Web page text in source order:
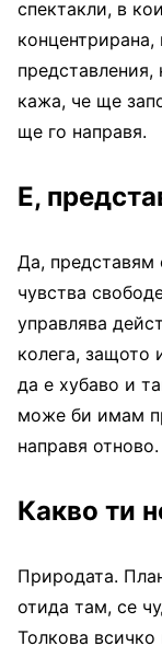
спектакли, в
кажа, че ще
ще го направя.
Е,
Да, представям
чувства
управлява
колега, защото
да е хубаво и
може би имам
направя отново.
Какво ти
Природата.
отида там, се
Толкова